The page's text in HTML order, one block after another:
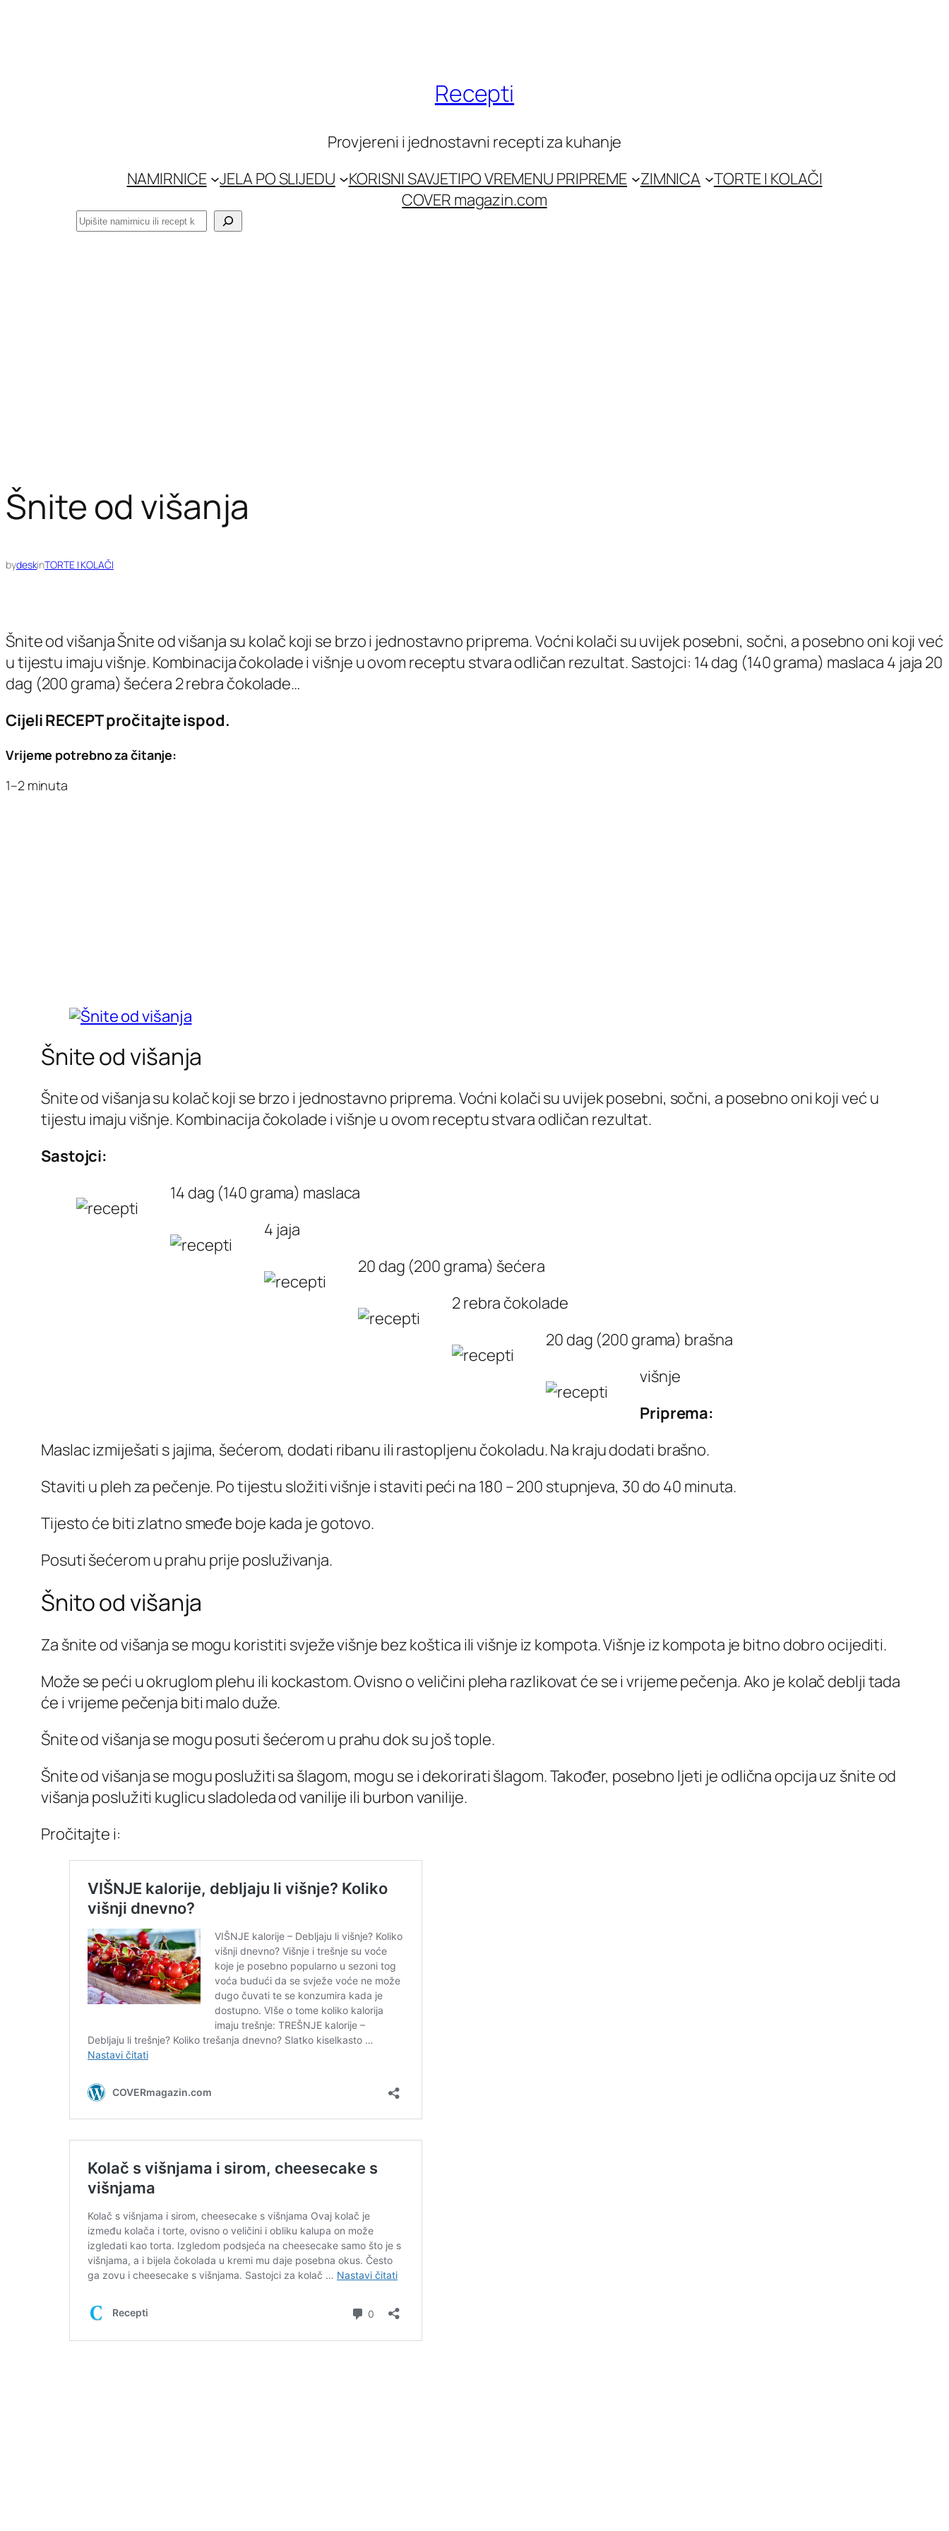
Recepti
Provjereni i jednostavni recepti za kuhanje
NAMIRNICE
JELA PO SLIJEDU KORISNI SAVJETIPO VREMENU PRIPREME ZIMNICA
TORTE I KOLAČI
COVER magazin.com
Pretraga
Šnite od višanja
bydeskinTORTE I KOLAČI
Šnite od višanja Šnite od višanja su kolač koji se brzo i jednostavno priprema. Voćni kolači su uvijek posebni, sočni, a posebno oni koji već
u tijestu imaju višnje. Kombinacija čokolade i višnje u ovom receptu stvara odličan rezultat. Sastojci: 14 dag (140 grama) maslaca 4 jaja 20
dag (200 grama) šećera 2 rebra čokolade…
Cijeli RECEPT pročitajte ispod.
Vrijeme potrebno za čitanje:
1–2 minuta
Šnite od višanja
Šnite od višanja su kolač koji se brzo i jednostavno priprema. Voćni kolači su uvijek posebni, sočni, a posebno oni koji već u
tijestu imaju višnje. Kombinacija čokolade i višnje u ovom receptu stvara odličan rezultat.
Sastojci:
14 dag (140 grama) maslaca
4 jaja
20 dag (200 grama) šećera
2 rebra čokolade
20 dag (200 grama) brašna
višnje
Priprema:
Maslac izmiješati s jajima, šećerom, dodati ribanu ili rastopljenu čokoladu. Na kraju dodati brašno.
Staviti u pleh za pečenje. Po tijestu složiti višnje i staviti peći na 180 – 200 stupnjeva, 30 do 40 minuta.
Tijesto će biti zlatno smeđe boje kada je gotovo.
Posuti šećerom u prahu prije posluživanja.
Šnito od višanja
Za šnite od višanja se mogu koristiti svježe višnje bez koštica ili višnje iz kompota. Višnje iz kompota je bitno dobro ocijediti.
Može se peći u okruglom plehu ili kockastom. Ovisno o veličini pleha razlikovat će se i vrijeme pečenja. Ako je kolač deblji tada
će i vrijeme pečenja biti malo duže.
Šnite od višanja se mogu posuti šećerom u prahu dok su još tople.
Šnite od višanja se mogu poslužiti sa šlagom, mogu se i dekorirati šlagom. Također, posebno ljeti je odlična opcija uz šnite od
višanja poslužiti kuglicu sladoleda od vanilije ili burbon vanilije.
Pročitajte i: